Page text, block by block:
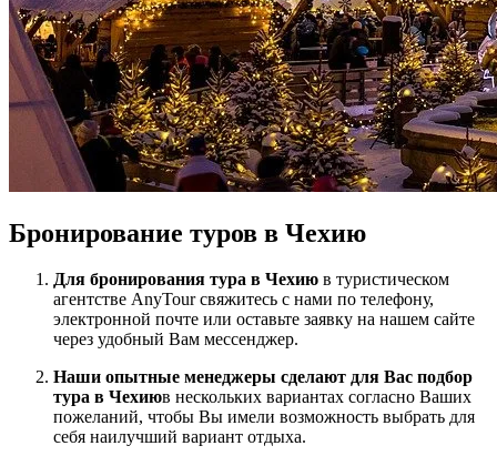
Бронирование туров в Чехию
Для бронирования тура в Чехию в туристическом
агентстве AnyTour свяжитесь с нами по телефону,
электронной почте или оставьте заявку на нашем сайте
через удобный Вам мессенджер.
Наши опытные менеджеры сделают для Вас подбор
тура в Чехиюв нескольких вариантах согласно Ваших
пожеланий, чтобы Вы имели возможность выбрать для
себя наилучший вариант отдыха.